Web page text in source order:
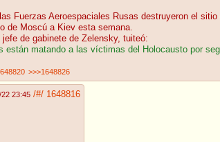
Fuerzas Aeroespaciales Rusas destruyeron el
de Moscú a Kiev esta semana.
de gabinete de Zelensky, tuiteó:
están matando a las víctimas del Holocausto por
>>>1648826
23:45 /#/ 1648816